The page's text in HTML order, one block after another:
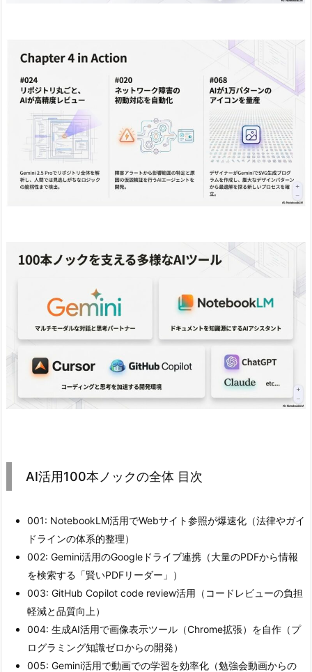
AI活用100本ノックの全体 目次
001: NotebookLM活用でWebサイト参照が爆速化（法律やガイ
ドラインの体系的整理）
002: Gemini活用のGoogleドライブ連携（大量のPDFから情報
を検索する「賢いPDFリーダー」）
003: GitHub Copilot code review活用（コードレビューの負担
軽減と品質向上）
004: 生成AI活用で画像表示ツール（Chrome拡張）を自作（プ
ログラミング知識ゼロからの開発）
005: Gemini活用で動画での学習を効率化（勉強会動画からの